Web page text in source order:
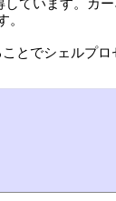
。
とでシェルプ